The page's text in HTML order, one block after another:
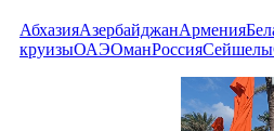
АбхазияАзербайджанАрмения
круизыОАЭОманРоссияСейшелы